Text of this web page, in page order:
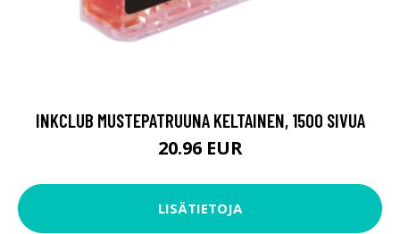
INKCLUB MUSTEPATRUUNA KELTAINEN, 1500 SIVUA
20.96 EUR
LISÄTIETOJA